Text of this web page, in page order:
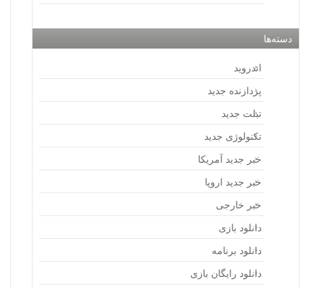
دسته‌ها
اندروید
پردازنده جدید
تبلت جدید
تکنولوژی جدید
خبر جدید آمریکا
خبر جدید اروپا
خبر خارجی
دانلود بازی
دانلود برنامه
دانلود رایگان بازی